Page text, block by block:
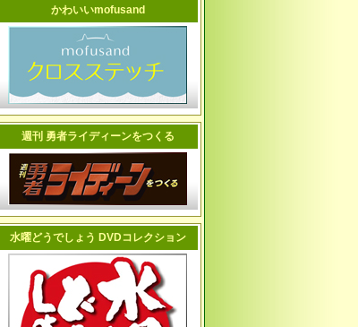
かわいいmofusand
週刊 勇者ライディーンをつくる
水曜どうでしょう DVDコレクション